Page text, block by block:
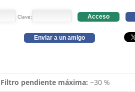
Clave: Acceso
Enviar a un amigo
Filtro pendiente máxima: ~30 %